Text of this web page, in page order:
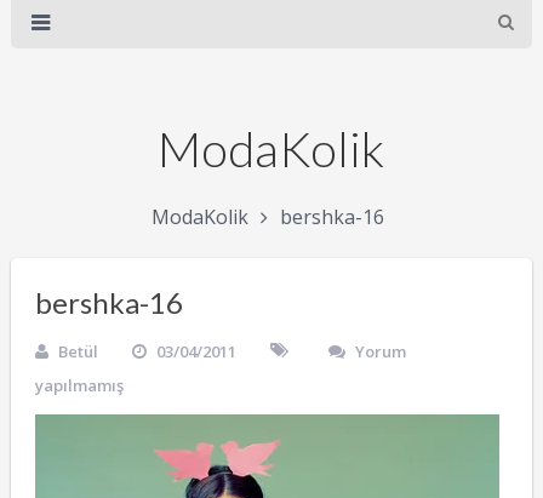
ModaKolik
ModaKolik bershka-16
bershka-16
Betül 03/04/2011
Yorum
yapılmamış